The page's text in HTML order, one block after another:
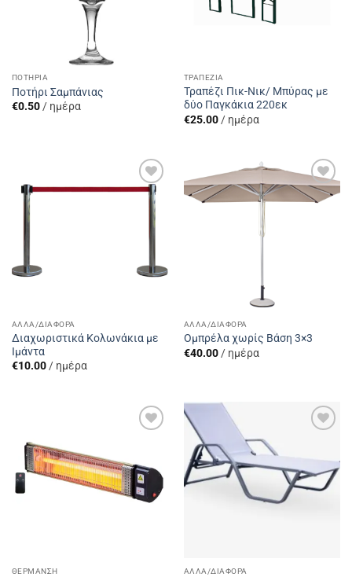
ΠΟΤΉΡΙΑ
Ποτήρι Σαμπάνιας
€0.50/ ημέρα
ΤΡΑΠΈΖΙΑ
Τραπέζι Πικ-Νικ/ Μπύρας με
δύο Παγκάκια 220εκ
€25.00/ ημέρα
Add to
Wishlist
ΆΛΛΑ/ΔΙΆΦΟΡΑ
Διαχωριστικά Kολωνάκια με
Iμάντα
€10.00/ ημέρα
Add to
Wishlist
ΆΛΛΑ/ΔΙΆΦΟΡΑ
Ομπρέλα χωρίς Βάση 3×3
€40.00/ ημέρα
ΘΈΡΜΑΝΣΗ ΆΛΛΑ/ΔΙΆΦΟΡΑ